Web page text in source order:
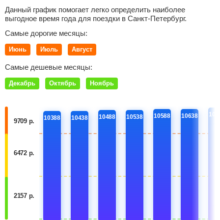
Данный график помогает легко определить наиболее
выгодное время года для поездки в Санкт-Петербург.
Самые дорогие месяцы:
Июнь Июль Август
Самые дешевые месяцы:
Декабрь Октябрь Ноябрь
9709 р.
6472 р.
2157 р.
10388 10438 10488 10538 10588 10638